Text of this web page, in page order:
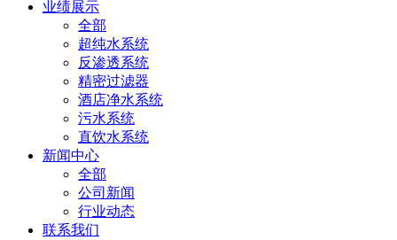
业绩展示
全部
超纯水系统
反渗透系统
精密过滤器
酒店净水系统
污水系统
直饮水系统
新闻中心
全部
公司新闻
行业动态
联系我们